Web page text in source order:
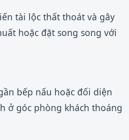
tài lộc thất thoát và gây
hoặc đặt song song với
bếp nấu hoặc đối diện
ở góc phòng khách thoáng